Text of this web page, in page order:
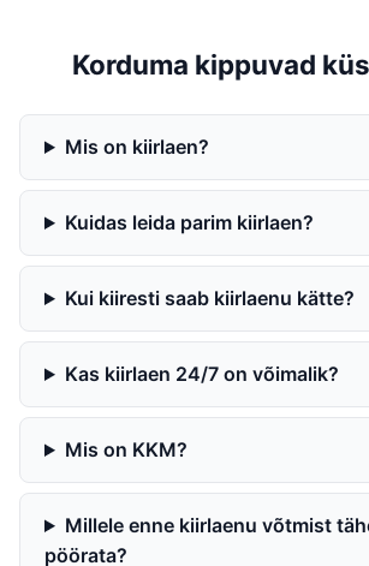
Korduma kippuvad
Mis on kiirlaen?
Kuidas leida parim kiirlaen?
Kui kiiresti saab kiirlaenu kätte?
Kas kiirlaen 24/7 on võimalik?
Mis on KKM?
Millele enne kiirlaenu võtmist
pöörata?